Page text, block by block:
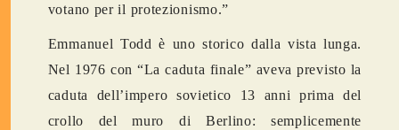
votano per il protezionismo.”
Emmanuel Todd è uno storico dalla vista lunga.
Nel 1976 con “La caduta finale” aveva previsto la
caduta dell’impero sovietico 13 anni prima del
crollo del muro di Berlino: semplicemente